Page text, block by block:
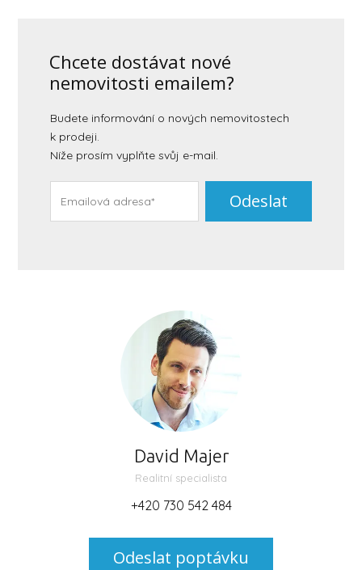
Chcete dostávat nové
nemovitosti emailem?
Budete informování o nových nemovitostech
k prodeji.
Níže prosím vyplňte svůj e-mail.
Odeslat
David Majer
Realitní specialista
+420 730 542 484
Odeslat poptávku